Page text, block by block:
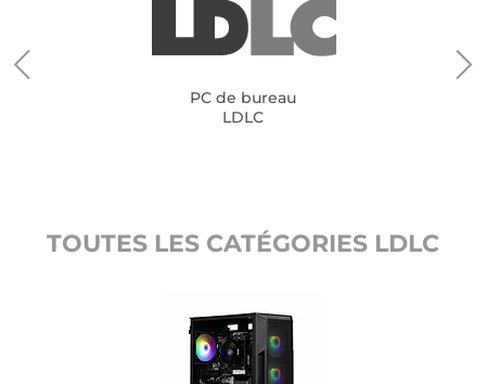
PC de bureau
LDLC
TOUTES LES CATÉGORIES LDLC